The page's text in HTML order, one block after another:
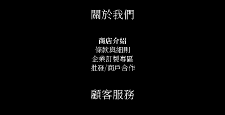
關於我們
商店介紹
條款與細則
企業訂製專區
批發/商戶合作
顧客服務